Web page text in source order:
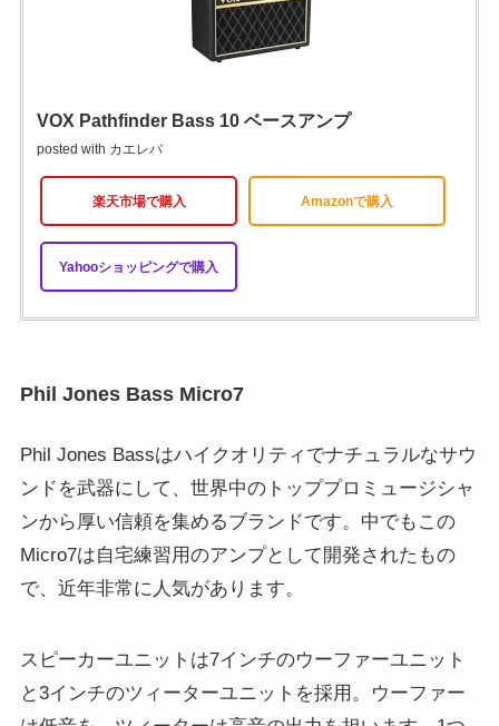
VOX Pathfinder Bass 10 ベースアンプ
posted with カエレバ
楽天市場で購入 Amazonで購入
Yahooショッピングで購入
Phil Jones Bass Micro7
Phil Jones Bassはハイクオリティでナチュラルなサウ
ンドを武器にして、世界中のトッププロミュージシャ
ンから厚い信頼を集めるブランドです。中でもこの
Micro7は自宅練習用のアンプとして開発されたもの
で、近年非常に人気があります。
スピーカーユニットは7インチのウーファーユニット
と3インチのツィーターユニットを採用。ウーファー